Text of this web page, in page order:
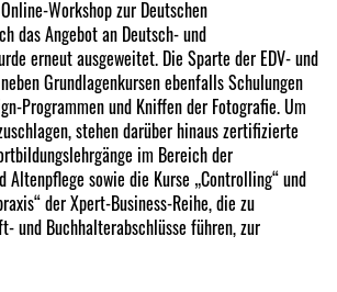
Workshop zur Deutschen
das Angebot an Deutsch- und
erneut ausgeweitet. Die Sparte der EDV- und
Grundlagenkursen ebenfalls Schulungen
Programmen und Kniffen der Fotografie. Um
stehen darüber hinaus zertifizierte
im Bereich der
Altenpflege sowie die Kurse „Controlling“ und
der Xpert-Business-Reihe, die zu
und Buchhalterabschlüsse führen, zur